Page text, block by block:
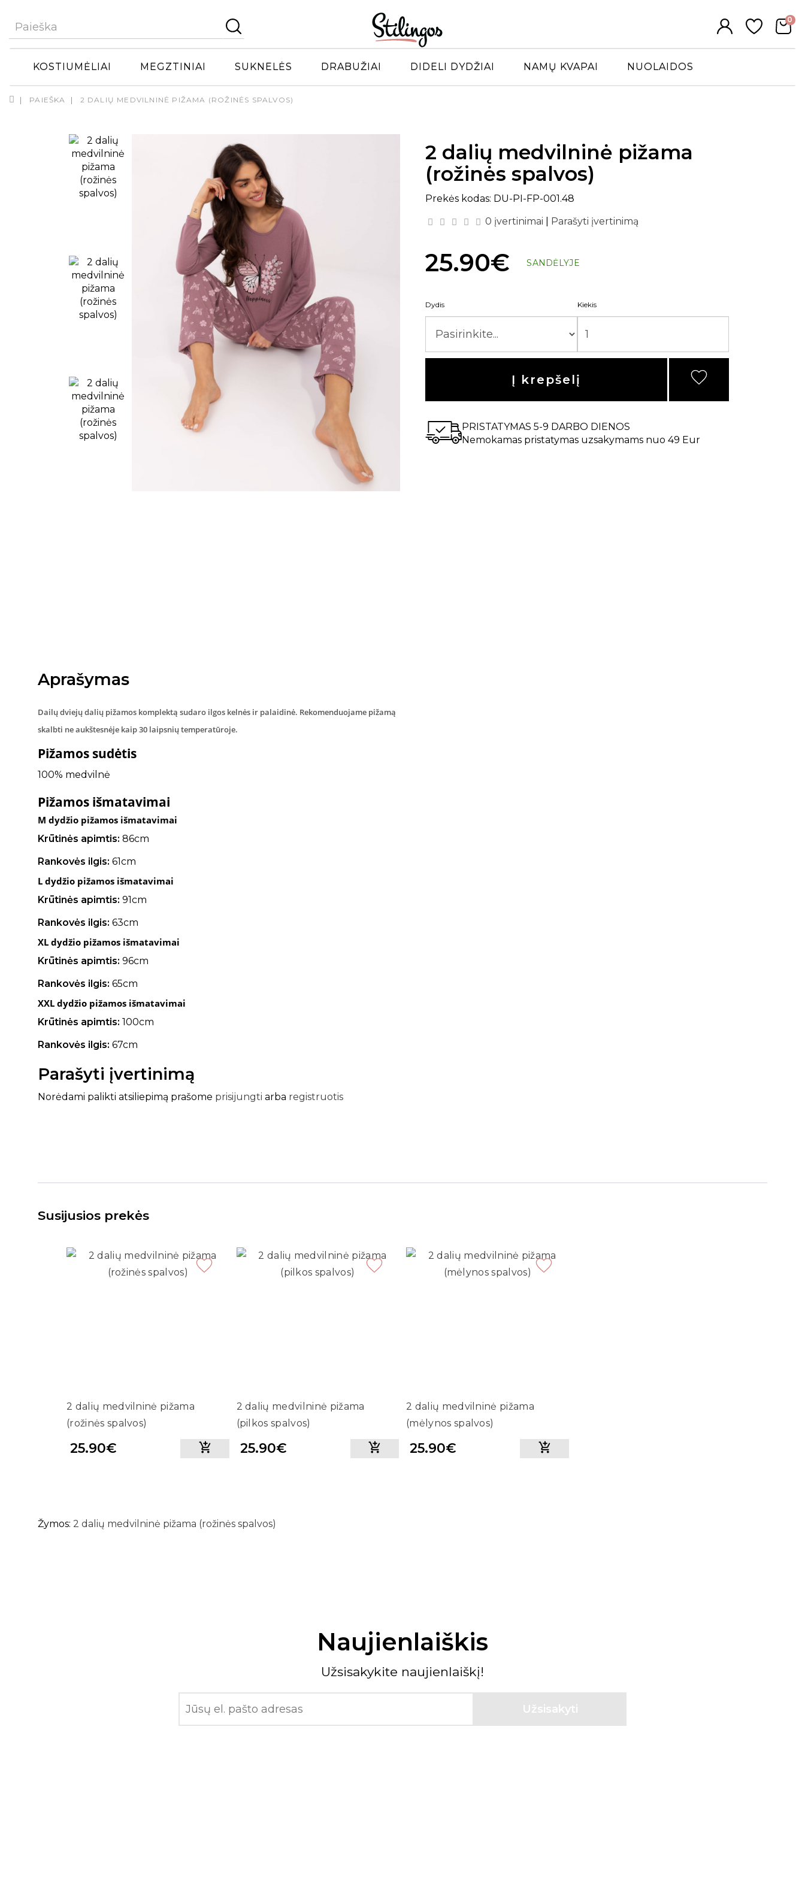
0
KOSTIUMĖLIAI MEGZTINIAI SUKNELĖS DRABUŽIAI DIDELI DYDŽIAI NAMŲ KVAPAI NUOLAIDOS
PAIEŠKA 2 DALIŲ MEDVILNINĖ PIŽAMA (ROŽINĖS SPALVOS)
2 dalių medvilninė pižama
(rožinės spalvos)
Prekės kodas: DU-PI-FP-001.48
0 įvertinimai
Parašyti įvertinimą
25.90€ SANDĖLYJE
Dydis Kiekis
Į krepšelį
PRISTATYMAS 5-9 DARBO DIENOS
Nemokamas pristatymas uzsakymams nuo 49 Eur
Aprašymas
Dailų dviejų dalių pižamos komplektą sudaro ilgos kelnės ir palaidinė. Rekomenduojame pižamą
skalbti ne aukštesnėje kaip 30 laipsnių temperatūroje.
Pižamos sudėtis
100% medvilnė
Pižamos išmatavimai
M dydžio pižamos išmatavimai
Krūtinės apimtis: 86cm
Rankovės ilgis: 61cm
L dydžio pižamos išmatavimai
Krūtinės apimtis: 91cm
Rankovės ilgis: 63cm
XL dydžio pižamos išmatavimai
Krūtinės apimtis: 96cm
Rankovės ilgis: 65cm
XXL dydžio pižamos išmatavimai
Krūtinės apimtis: 100cm
Rankovės ilgis: 67cm
Parašyti įvertinimą
Norėdami palikti atsiliepimą prašome prisijungti arba registruotis
Susijusios prekės
2 dalių medvilninė pižama
(rožinės spalvos)
25.90€
2 dalių medvilninė pižama
(pilkos spalvos)
25.90€
2 dalių medvilninė pižama
(mėlynos spalvos)
25.90€
Žymos: 2 dalių medvilninė pižama (rožinės spalvos)
Naujienlaiškis
Užsisakykite naujienlaiškį!